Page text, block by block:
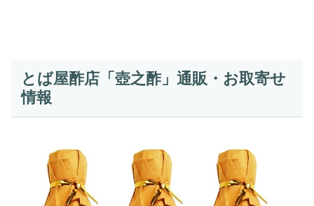
とば屋酢店「壺之酢」通販・お取寄せ
情報